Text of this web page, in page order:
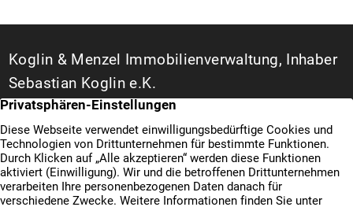
Koglin & Menzel Immobilienverwaltung, Inhaber
Sebastian Koglin e.K.
WEG- und Hausverwalter in Duisburg
Bismarckstraße 142 A
47057 Duisburg